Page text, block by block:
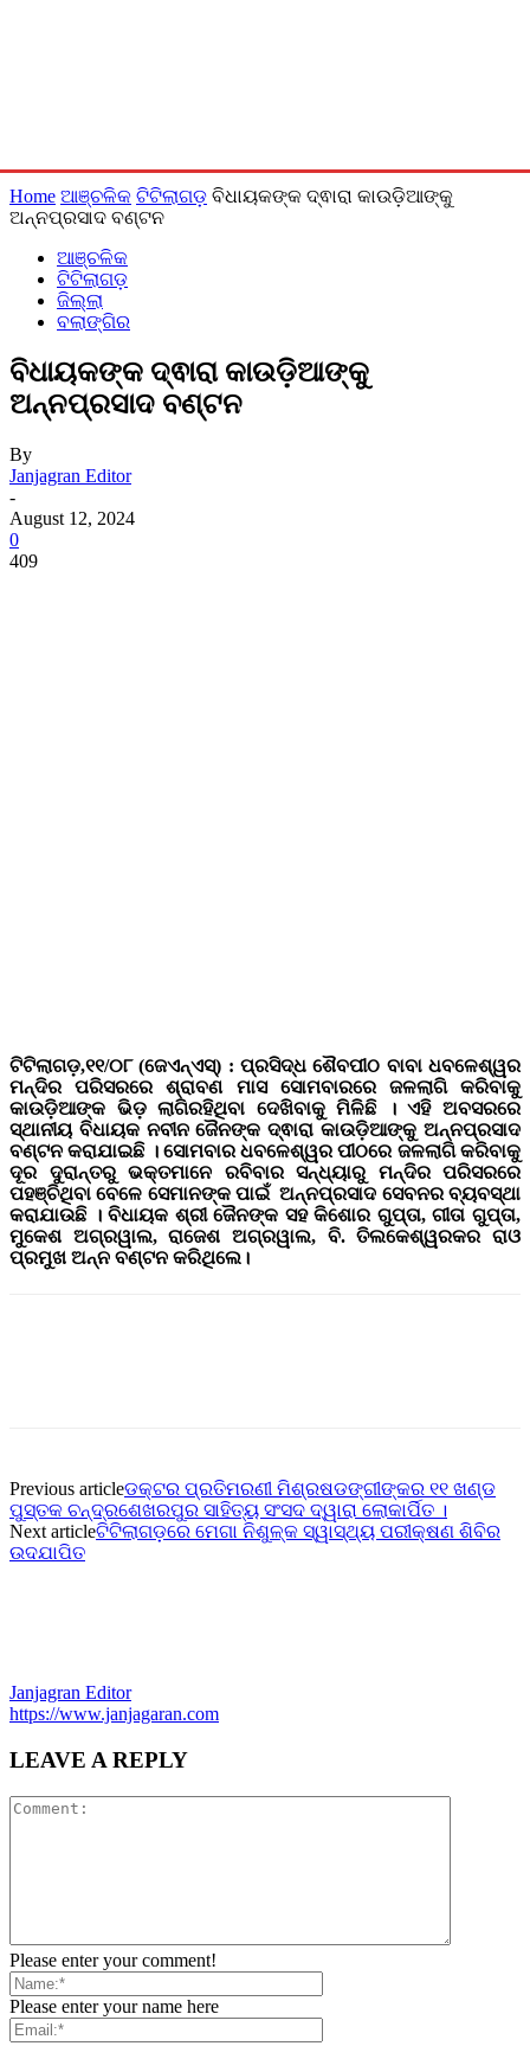
Home ଆଞ୍ଚଳିକ ଟିଟିଲାଗଡ଼ ବିଧାୟକଙ୍କ ଦ୍ଵାରା କାଉଡ଼ିଆଙ୍କୁ
ଅନ୍ନପ୍ରସାଦ ବଣ୍ଟନ
ଆଞ୍ଚଳିକ
ଟିଟିଲାଗଡ଼
ଜିଲ୍ଲା
ବଲାଙ୍ଗିର
ବିଧାୟକଙ୍କ ଦ୍ଵାରା କାଉଡ଼ିଆଙ୍କୁ
ଅନ୍ନପ୍ରସାଦ ବଣ୍ଟନ
By
Janjagran Editor
-
August 12, 2024
0
409
ଟିଟିଲାଗଡ଼,୧୧/୦୮ (ଜେଏନ୍ଏସ୍) : ପ୍ରସିଦ୍ଧ ଶୈବପୀଠ ବାବା ଧବଳେଶ୍ୱର
ମନ୍ଦିର ପରିସରରେ ଶ୍ରାବଣ ମାସ ସୋମବାରରେ ଜଳଲାଗି କରିବାକୁ
କାଉଡ଼ିଆଙ୍କ ଭିଡ଼ ଲାଗିରହିଥିବା ଦେଖିବାକୁ ମିଳିଛି । ଏହି ଅବସରରେ
ସ୍ଥାନୀୟ ବିଧାୟକ ନବୀନ ଜୈନଙ୍କ ଦ୍ଵାରା କାଉଡ଼ିଆଙ୍କୁ ଅନ୍ନପ୍ରସାଦ
ବଣ୍ଟନ କରାଯାଇଛି । ସୋମବାର ଧବଳେଶ୍ୱର ପୀଠରେ ଜଳଲାଗି କରିବାକୁ
ଦୂର ଦୁରାନ୍ତରୁ ଭକ୍ତମାନେ ରବିବାର ସନ୍ଧ୍ୟାରୁ ମନ୍ଦିର ପରିସରରେ
ପହଞ୍ଚିଥିବା ବେଳେ ସେମାନଙ୍କ ପାଇଁ ଅନ୍ନପ୍ରସାଦ ସେବନର ବ୍ୟବସ୍ଥା
କରାଯାଉଛି । ବିଧାୟକ ଶ୍ରୀ ଜୈନଙ୍କ ସହ କିଶୋର ଗୁପ୍ତା, ଗୀତା ଗୁପ୍ତା,
ମୁକେଶ ଅଗ୍ରୱାଲ, ରାଜେଶ ଅଗ୍ରୱାଲ, ବି. ତିଲକେଶ୍ୱରକର ରାଓ
ପ୍ରମୁଖ ଅନ୍ନ ବଣ୍ଟନ କରିଥିଲେ।
Previous articleଡକ୍ଟର ପ୍ରତିମରଣୀ ମିଶ୍ରଷଡଙ୍ଗୀଙ୍କର ୧୧ ଖଣ୍ଡ
ପୁସ୍ତକ ଚନ୍ଦ୍ରଶେଖରପୁର ସାହିତ୍ୟ ସଂସଦ ଦ୍ୱାରା ଲୋକାର୍ପିତ ।
Next articleଟିଟିଲାଗଡ଼ରେ ମେଗା ନିଶୁଳ୍କ ସ୍ୱାସ୍ଥ୍ୟ ପରୀକ୍ଷଣ ଶିବିର
ଉଦଯାପିତ
Janjagran Editor
https://www.janjagaran.com
LEAVE A REPLY
Please enter your comment!
Please enter your name here